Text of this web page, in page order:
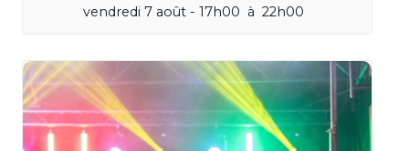
vendredi 7 août - 17h00 à 22h00